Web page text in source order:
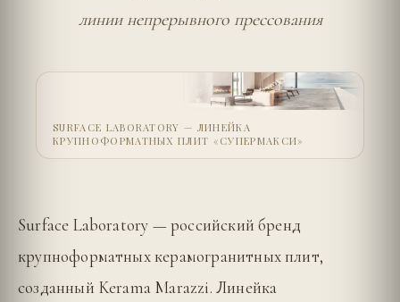
линии непрерывного прессования
SURFACE LABORATORY — ЛИНЕЙКА
КРУПНОФОРМАТНЫХ ПЛИТ «СУПЕРМАКСИ»
Surface Laboratory — российский бренд
крупноформатных керамогранитных плит,
созданный Kerama Marazzi. Линейка